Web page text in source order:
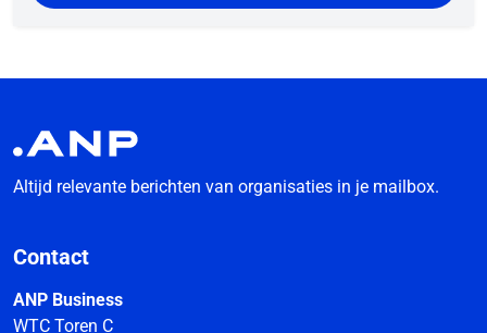
Altijd relevante berichten van organisaties in je mailbox.
Contact
ANP Business
WTC Toren C